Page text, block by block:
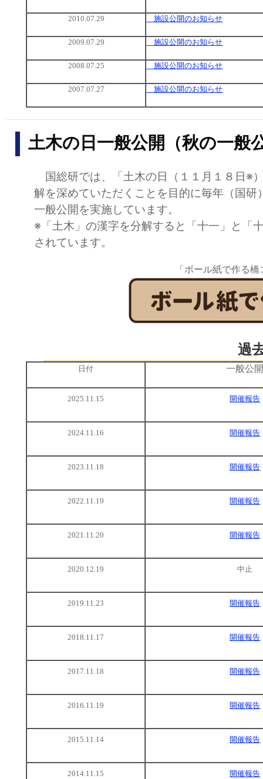
2010.07.29 施設公開のお知らせ
2009.07.29 施設公開のお知らせ
2008.07.25 施設公開のお知らせ
2007.07.27 施設公開のお知らせ
土木の日一般公開（秋の一般
国総研では、「土木の日（１１月１８日※
解を深めていただくことを目的に毎年（国
一般公開を実施しています。
※「土木」の漢字を分解すると「十一」と「
されています。
「ボール紙で作る
過
日付 一般公
2025.11.15 開催報告
2024.11.16 開催報告
2023.11.18 開催報告
2022.11.19 開催報告
2021.11.20 開催報告
2020.12.19 中止
2019.11.23 開催報告
2018.11.17 開催報告
2017.11.18 開催報告
2016.11.19 開催報告
2015.11.14 開催報告
2014.11.15 開催報告